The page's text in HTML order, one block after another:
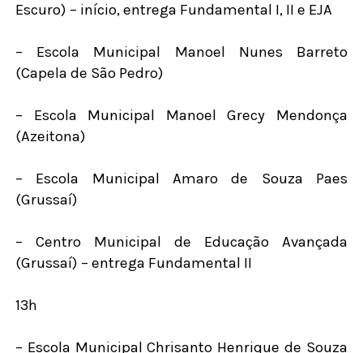
Escuro) – início, entrega Fundamental I, II e EJA
– Escola Municipal Manoel Nunes Barreto
(Capela de São Pedro)
– Escola Municipal Manoel Grecy Mendonça
(Azeitona)
– Escola Municipal Amaro de Souza Paes
(Grussaí)
– Centro Municipal de Educação Avançada
(Grussaí) – entrega Fundamental II
13h
– Escola Municipal Chrisanto Henrique de Souza